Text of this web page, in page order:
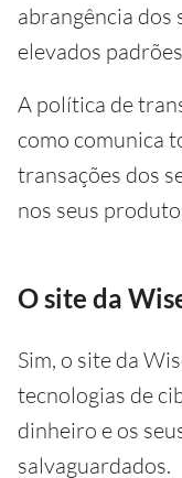
abrangência dos
elevados
A política de
como comunica
transações dos
nos seus
O site da
Sim, o site da
tecnologias de
dinheiro e os
salvaguardados.